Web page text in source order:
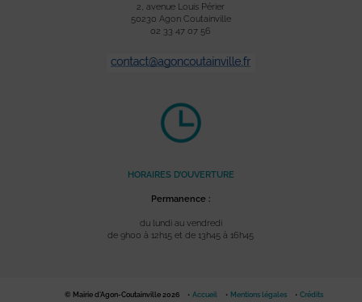
2, avenue Louis Périer
50230 Agon Coutainville
02 33 47 07 56
HORAIRES D’OUVERTURE
Permanence :
du lundi au vendredi
de 9h00 à 12h15 et de 13h45 à 16h45
© Mairie d'Agon-Coutainville 2026 Accueil Mentions légales Crédits